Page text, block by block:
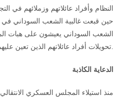
النظام وأفراد عائلاتهم وزملائهم في
حين قبعت غالبية الشعب السوداني في
الشعب السوداني يعيشون على هبات
الدعاية الكاذبة